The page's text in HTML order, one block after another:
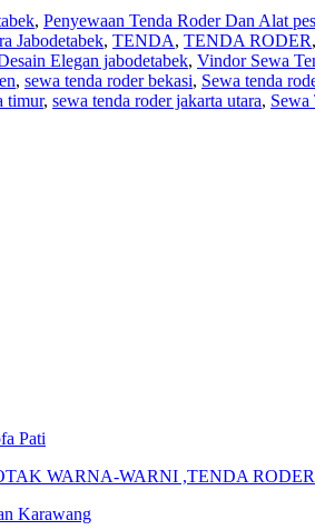
, Penyewaan Tenda Roder Dan Alat
Jabodetabek, TENDA, TENDA RODER,
Elegan jabodetabek, Vindor Sewa
, sewa tenda roder bekasi, Sewa tenda
timur, sewa tenda roder jakarta utara, Sewa
Pati
WARNA-WARNI ,TENDA
Karawang